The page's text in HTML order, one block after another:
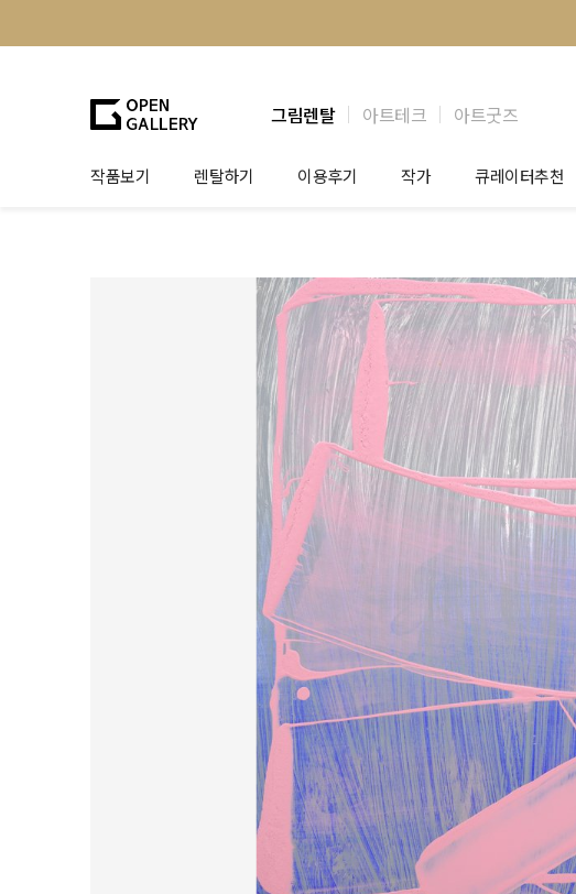
그림렌탈 아트테크 아트굿즈
작품보기 렌탈하기 이용후기
법인 고객
셀럽 인터뷰
작가
작가공모
큐레이터추천
작품선택 Tip
그림인테리어 Tip
테마별 추천